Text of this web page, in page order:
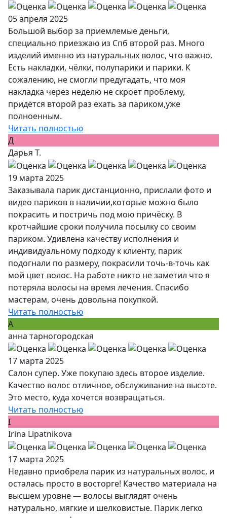
05 апреля 2025
Большой выбор за приемлемые деньги,
специально приезжаю из Спб второй раз. Много
изделий именно из натуральных волос, что важно.
Есть накладки, чёлки, полупарики и парики. К
сожалению, не смогли предугадать, что моя
накладка через неделю не скроет проблему,
придётся второй раз ехать за париком,уже
полноенным.
Читать полностью
Д
Дарья Т.
19 марта 2025
Заказывала парик дистанционно, прислали фото и
видео париков в наличии,которые можно было
покрасить и постричь под мою причёску. В
кротчайшие сроки получила посылку со своим
париком. Удивлена качеству исполнения и
индивидуальному подходу к клиенту, парик
подогнали по размеру, покрасили точь-в-точь как
мой цвет волос. На работе никто не заметил что я
потеряла волосы на время лечения. Спасибо
мастерам, очень довольна покупкой.
Читать полностью
А
анна тарногородская
17 марта 2025
Салон супер. Уже покупаю здесь второе изделие.
Качество волос отличное, обслуживание на высоте.
Это место, куда хочется возвращаться.
Читать полностью
I
Irina Lipatnikova
17 марта 2025
Недавно приобрела парик из натуральных волос, и
осталась просто в восторге! Качество материала на
высшем уровне — волосы выглядят очень
натурально, мягкие и шелковистые. Парик легко